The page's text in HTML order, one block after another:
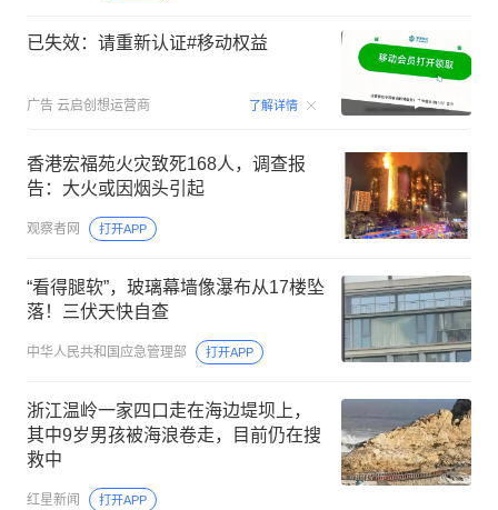
已失效：请重新认证#移动权益
广告 云启创想运营商 了解详情 00:15
香港宏福苑火灾致死168人，调查报
告：大火或因烟头引起
观察者网 打开APP
“看得腿软”，玻璃幕墙像瀑布从17楼坠
落！三伏天快自查
中华人民共和国应急管理部 打开APP
浙江温岭一家四口走在海边堤坝上，
其中9岁男孩被海浪卷走，目前仍在搜
救中
红星新闻 打开APP